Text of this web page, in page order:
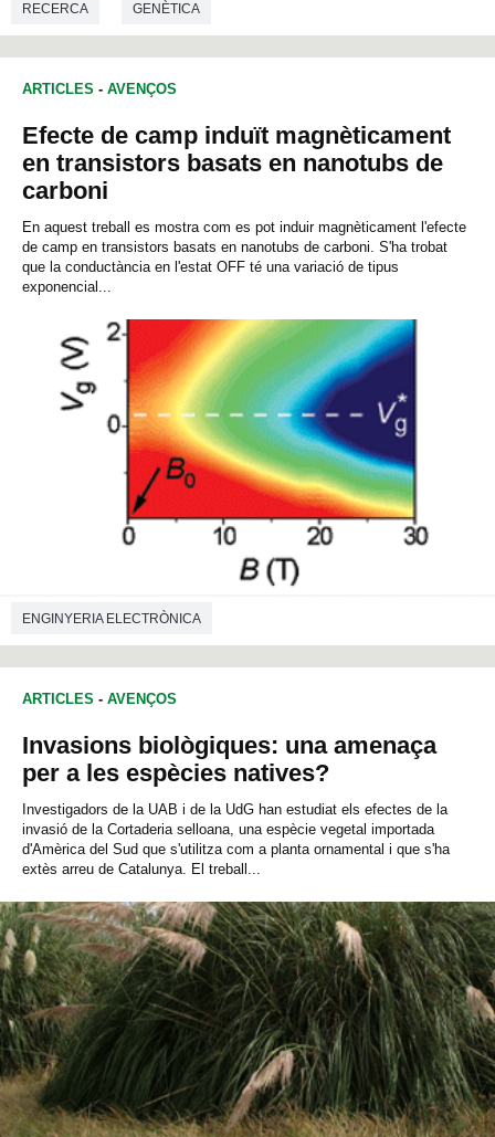
RECERCA GENÈTICA
ARTICLES - AVENÇOS
Efecte de camp induït magnèticament
en transistors basats en nanotubs de
carboni
En aquest treball es mostra com es pot induir magnèticament l'efecte
de camp en transistors basats en nanotubs de carboni. S'ha trobat
que la conductància en l'estat OFF té una variació de tipus
exponencial...
ENGINYERIA ELECTRÒNICA
ENGINYERIA DE TELECOMUNICACIONS
ARTICLES - AVENÇOS
Invasions biològiques: una amenaça
per a les espècies natives?
Investigadors de la UAB i de la UdG han estudiat els efectes de la
invasió de la Cortaderia selloana, una espècie vegetal importada
d'Amèrica del Sud que s'utilitza com a planta ornamental i que s'ha
extès arreu de Catalunya. El treball...